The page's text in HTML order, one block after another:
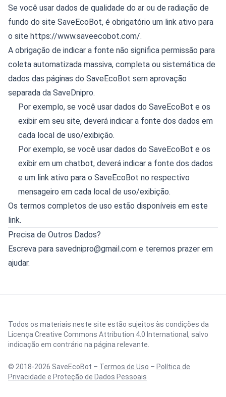
Se você usar dados de qualidade do ar ou de radiação de
fundo do site SaveEcoBot, é obrigatório um link ativo para
o site https://www.saveecobot.com/.
A obrigação de indicar a fonte não significa permissão para
coleta automatizada massiva, completa ou sistemática de
dados das páginas do SaveEcoBot sem aprovação
separada da SaveDnipro.
Por exemplo, se você usar dados do SaveEcoBot e os
exibir em seu site, deverá indicar a fonte dos dados em
cada local de uso/exibição.
Por exemplo, se você usar dados do SaveEcoBot e os
exibir em um chatbot, deverá indicar a fonte dos dados
e um link ativo para o SaveEcoBot no respectivo
mensageiro em cada local de uso/exibição.
Os termos completos de uso estão disponíveis em este
link.
Precisa de Outros Dados?
Escreva para savednipro@gmail.com e teremos prazer em
ajudar.
Todos os materiais neste site estão sujeitos às condições da
Licença Creative Commons Attribution 4.0 International , salvo
indicação em contrário na página relevante.
© 2018-2026 SaveEcoBot – Termos de Uso – Política de
Privacidade e Proteção de Dados Pessoais